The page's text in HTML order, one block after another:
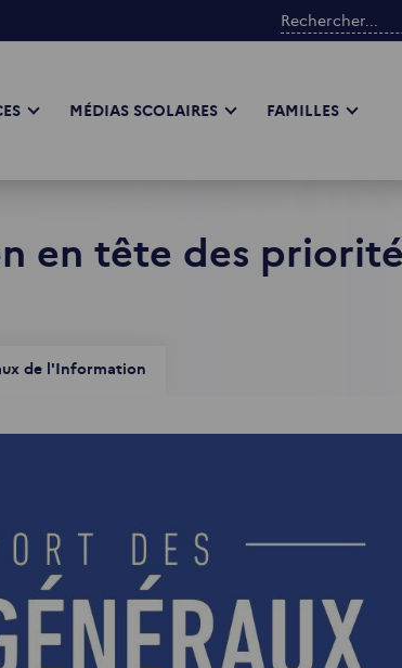
Rechercher...
MÉDIAS SCOLAIRES FAMILLES
en tête des
de l'Information